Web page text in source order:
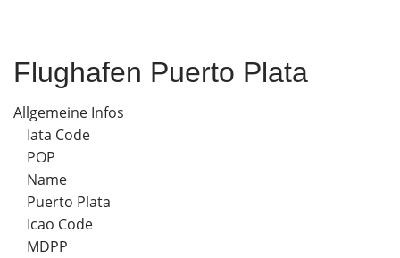
Flughafen Puerto Plata
Allgemeine Infos
Iata Code
POP
Name
Puerto Plata
Icao Code
MDPP